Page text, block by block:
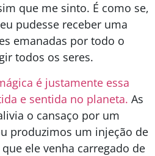
que me sinto. É como se,
pudesse receber uma
emanadas por todo o
todos os seres.
é justamente essa
e sentida no planeta. As
o cansaço por um
produzimos um injeção de
ele venha carregado de